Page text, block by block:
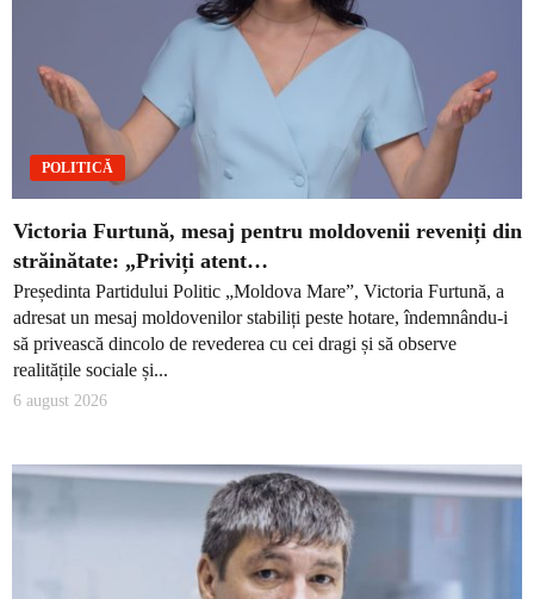
POLITICĂ
Victoria Furtună, mesaj pentru moldovenii reveniți din
străinătate: „Priviți atent…
Președinta Partidului Politic „Moldova Mare”, Victoria Furtună, a
adresat un mesaj moldovenilor stabiliți peste hotare, îndemnându-i
să privească dincolo de revederea cu cei dragi și să observe
realitățile sociale și...
6 august 2026